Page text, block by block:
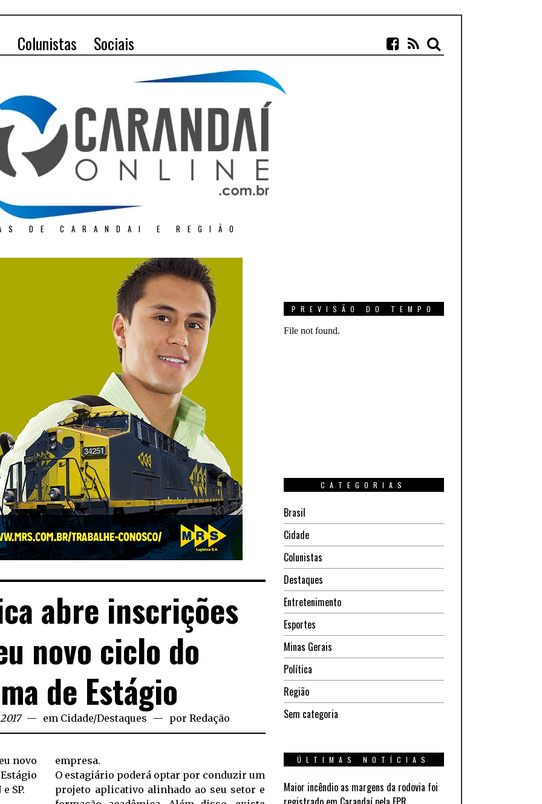
Colunistas Sociais
DE CARANDAI E REGIÃO
abre inscrições
novo ciclo do
de Estágio
em Cidade/Destaques porRedação
novo
SP.
empresa.
O estagiário poderá optar por conduzir um
projeto aplicativo alinhado ao seu setor e
PREVISÃO DO TEMPO
CATEGORIAS
Brasil
Cidade
Colunistas
Destaques
Entretenimento
Esportes
Minas Gerais
Política
Região
Sem categoria
ÚLTIMAS NOTÍCIAS
Maior incêndio as margens da rodovia foi